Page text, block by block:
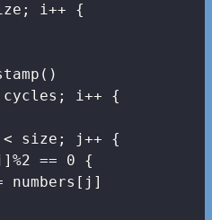
i++ {
i++ {
size; j++ {
2 == 0 {
numbers[j]